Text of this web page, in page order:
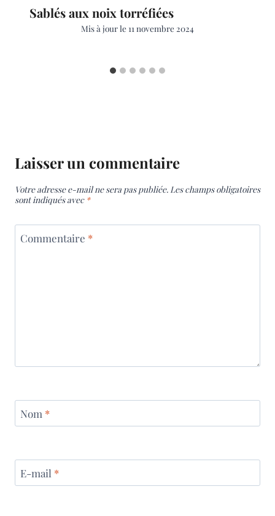
Sablés aux noix torréfiées
Mis à jour le 11 novembre 2024
Laisser un commentaire
Votre adresse e-mail ne sera pas publiée. Les champs obligatoires
sont indiqués avec *
Commentaire *
Nom *
E-mail *